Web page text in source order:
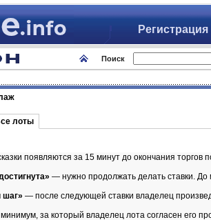
Регистрация
Поиск
лоты
появляются за 15 минут до окончания торгов
— нужно продолжать делать ставки.
шаг» — после следующей ставки владелец
за который владелец лота согласен его